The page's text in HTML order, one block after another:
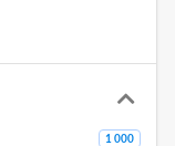
1 000